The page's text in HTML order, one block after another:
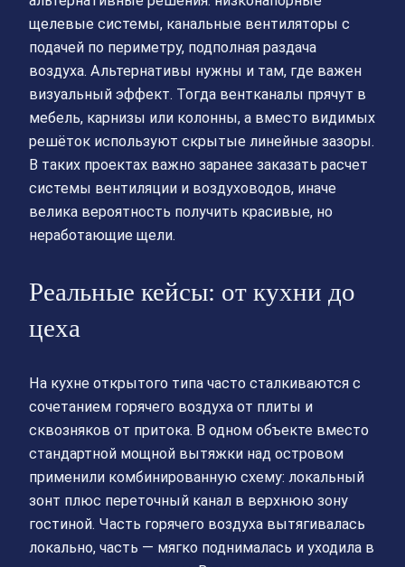
щелевые системы, канальные вентиляторы с
подачей по периметру, подполная раздача
воздуха. Альтернативы нужны и там, где важен
визуальный эффект. Тогда вентканалы прячут в
мебель, карнизы или колонны, а вместо видимых
решёток используют скрытые линейные зазоры.
В таких проектах важно заранее заказать расчет
системы вентиляции и воздуховодов, иначе
велика вероятность получить красивые, но
неработающие щели.
Реальные кейсы: от кухни до
цеха
На кухне открытого типа часто сталкиваются с
сочетанием горячего воздуха от плиты и
сквозняков от притока. В одном объекте вместо
стандартной мощной вытяжки над островом
применили комбинированную схему: локальный
зонт плюс переточный канал в верхнюю зону
гостиной. Часть горячего воздуха вытягивалась
локально, часть — мягко поднималась и уходила в